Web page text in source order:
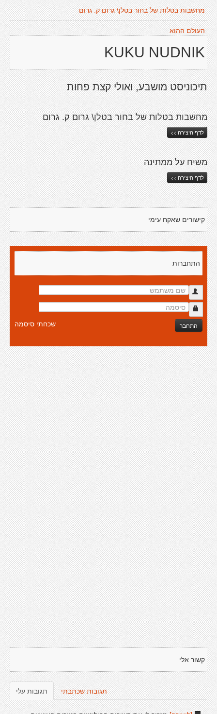
מחשבות בטלות של בחור בטלן\ גרום ק. גרום
העולם ההוא
KUKU NUDNIK
תיכוניסט מושבע, ואולי קצת פחות
מחשבות בטלות של בחור בטלן\ גרום ק. גרום
לדף היצירה >>
משיח על ממתינה
לדף היצירה >>
קישורים שאקח עימי
התחברות
התחבר שכחתי סיסמה
קשור אלי
תגובות עלי תגובות שכתבתי